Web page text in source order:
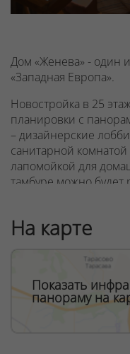
Дом «Женева» - один
«Западная Европа».
Новостройка в 25
планировки с
– дизайнерские
санитарной
лапомойкой для
тамбуре можно будет
квартир жителей
В квартале
детский сад и
спортивные и
Женева находится в
строящейся
развлекательного
На карте
Показать
панораму на